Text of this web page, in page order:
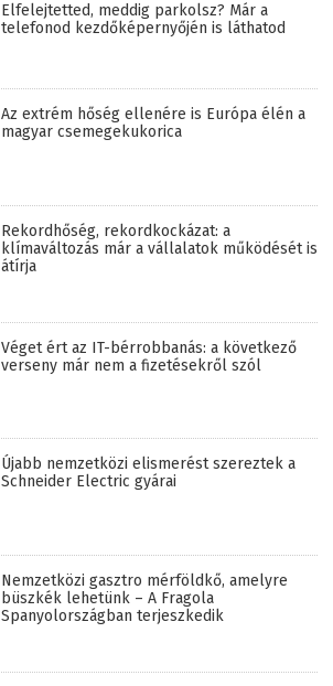
Elfelejtetted, meddig parkolsz? Már a
telefonod kezdőképernyőjén is láthatod
Az extrém hőség ellenére is Európa élén a
magyar csemegekukorica
Rekordhőség, rekordkockázat: a
klímaváltozás már a vállalatok működését is
átírja
Véget ért az IT-bérrobbanás: a következő
verseny már nem a fizetésekről szól
Újabb nemzetközi elismerést szereztek a
Schneider Electric gyárai
Nemzetközi gasztro mérföldkő, amelyre
büszkék lehetünk – A Fragola
Spanyolországban terjeszkedik